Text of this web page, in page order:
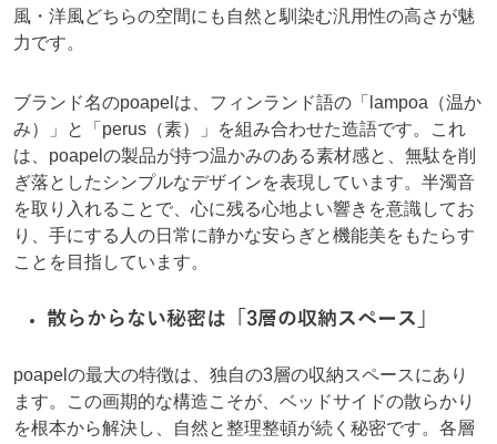
風・洋風どちらの空間にも自然と馴染む汎用性の高さが魅
力です。
ブランド名のpoapelは、フィンランド語の「lampoa（温か
み）」と「perus（素）」を組み合わせた造語です。これ
は、poapelの製品が持つ温かみのある素材感と、無駄を削
ぎ落としたシンプルなデザインを表現しています。半濁音
を取り入れることで、心に残る心地よい響きを意識してお
り、手にする人の日常に静かな安らぎと機能美をもたらす
ことを目指しています。
散らからない秘密は「3層の収納スペース」
poapelの最大の特徴は、独自の3層の収納スペースにあり
ます。この画期的な構造こそが、ベッドサイドの散らかり
を根本から解決し、自然と整理整頓が続く秘密です。各層